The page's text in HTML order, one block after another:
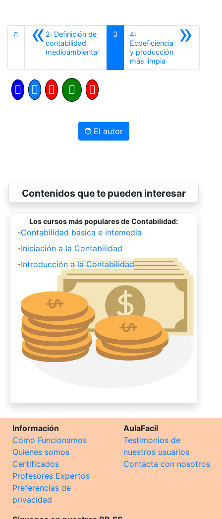
«2: Definición de
contabilidad
medioambientalAnterior
3 »
4:
Ecoeficiencia
y producción
más limpiaSiguiente
El autor
Contenidos que te pueden interesar
Los cursos más populares de Contabilidad:
-Contabilidad básica e intemedia
-Iniciación a la Contabilidad
-Introducción a la Contabilidad
Información
Cómo Funcionamos
Quienes somos
Certificados
Profesores Expertos
Preferencias de
privacidad
AulaFacil
Testimonios de
nuestros usuarios
Contacta con nosotros